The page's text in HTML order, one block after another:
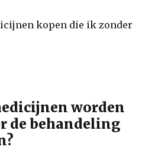
worden
de behandeling